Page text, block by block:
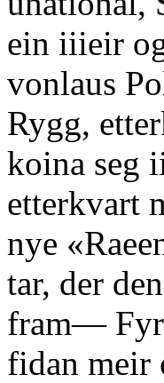
ein iiieir
vonlaus
Rygg,
koina seg
etterkvart
nye
tar, der
fram—
fidan